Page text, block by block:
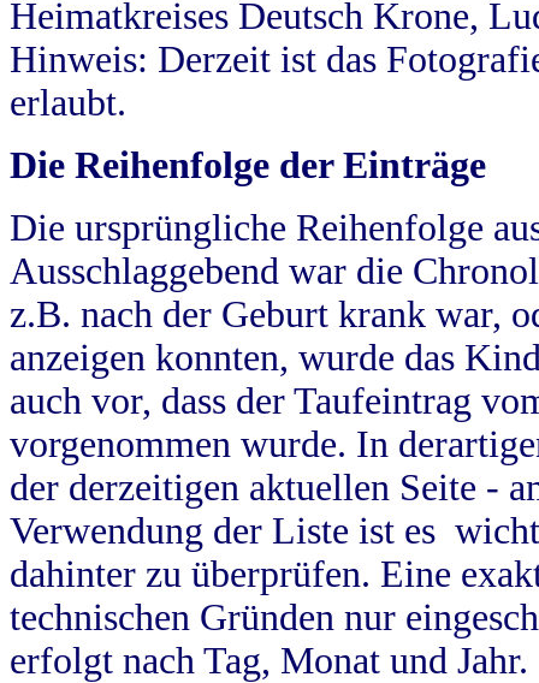
Heimatkreises Deutsch Krone,
Hinweis: Derzeit ist das
erlaubt.
Die Reihenfolge der Einträge
Die ursprüngliche Reihenfolge
Ausschlaggebend war die
z.B. nach der Geburt krank war,
anzeigen konnten, wurde das
auch vor, dass der Taufeintrag
vorgenommen wurde. In
der derzeitigen aktuellen Seite -
Verwendung der Liste ist es
dahinter zu überprüfen. Eine
technischen Gründen nur
erfolgt nach Tag, Monat und Jahr.